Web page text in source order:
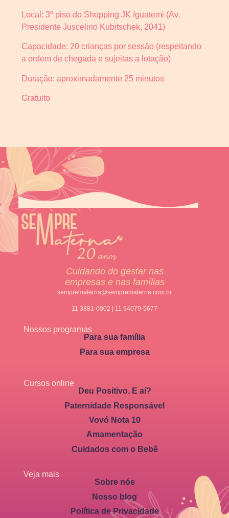
Local: 3º piso do Shopping JK Iguatemi (Av.
Presidente Juscelino Kubitschek, 2041)
Capacidade: 20 crianças por sessão (respeitando
a ordem de chegada e sujeitas a lotação)
Duração: aproximadamente 25 minutos
Gratuito
Cuidando do gestar nas
empresas e nas famílias
semprematerna@semprematerna.com.br
11 3881-0002 | 11 94079-5677
Nossos programas
Para sua família
Para sua empresa
Cursos online
Deu Positivo. E aí?
Paternidade Responsável
Vovó Nota 10
Amamentação
Cuidados com o Bebê
Veja mais
Sobre nós
Nosso blog
Política de Privacidade